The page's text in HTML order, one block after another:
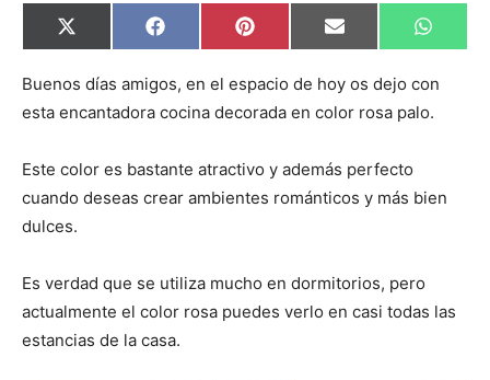
C
o
p
r
r
e
n
X
(
w
t
r
)
C
o
p
r
r
e
n
F
a
e
o
C
o
p
r
r
e
n
P
i
t
r
t
C
o
p
a
r
r
e
n
E
m
i
C
o
p
r
n
W
h
t
A
Buenos días amigos, en el espacio de hoy os dejo con
esta encantadora cocina decorada en color rosa palo.
Este color es bastante atractivo y además perfecto
cuando deseas crear ambientes románticos y más bien
dulces.
Es verdad que se utiliza mucho en dormitorios, pero
actualmente el color rosa puedes verlo en casi todas las
estancias de la casa.